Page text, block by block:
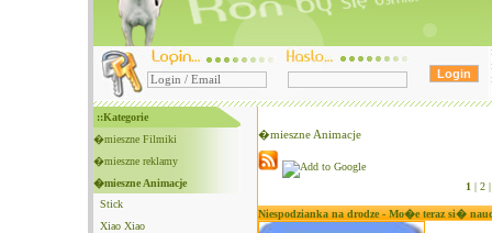
::Kategorie
�mieszne Filmiki
�mieszne reklamy
�mieszne Animacje
Stick
Xiao Xiao
�mieszne Animacje
1 | 2 |
Niespodzianka na drodze - Mo�e teraz si�